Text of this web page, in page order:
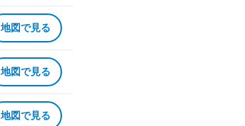
地図で見る
地図で見る
地図で見る